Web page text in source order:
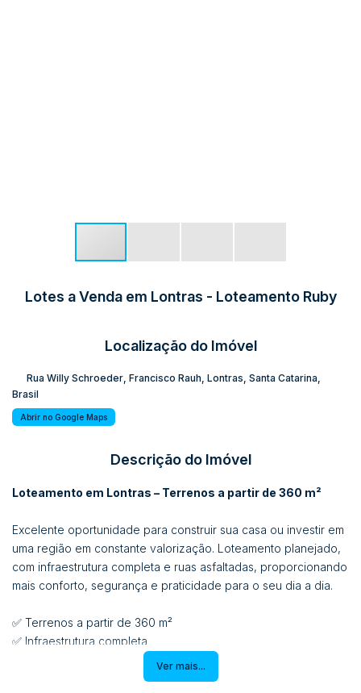
Lotes a Venda em Lontras - Loteamento Ruby
Localização do Imóvel
Rua Willy Schroeder, Francisco Rauh, Lontras, Santa Catarina,
Brasil
Abrir no Google Maps
Descrição do Imóvel
Loteamento em Lontras – Terrenos a partir de 360 m²
Excelente oportunidade para construir sua casa ou investir em
uma região em constante valorização. Loteamento planejado,
com infraestrutura completa e ruas asfaltadas, proporcionando
mais conforto, segurança e praticidade para o seu dia a dia.
✅ Terrenos a partir de 360 m²
✅ Infraestrutura completa
✅ Localização privilegiada em Lontras/SC
Ver mais...